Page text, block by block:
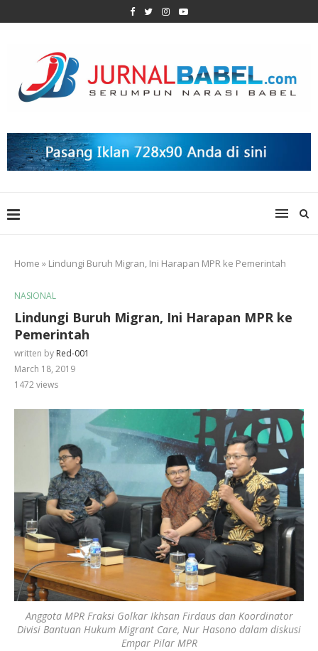
Home » Lindungi Buruh Migran, Ini Harapan MPR ke Pemerintah
NASIONAL
Lindungi Buruh Migran, Ini Harapan MPR ke
Pemerintah
written by Red-001
March 18, 2019
1472views
Anggota MPR Fraksi Golkar Ikhsan Firdaus dan Koordinator
Divisi Bantuan Hukum Migrant Care, Nur Hasono dalam diskusi
Empar Pilar MPR